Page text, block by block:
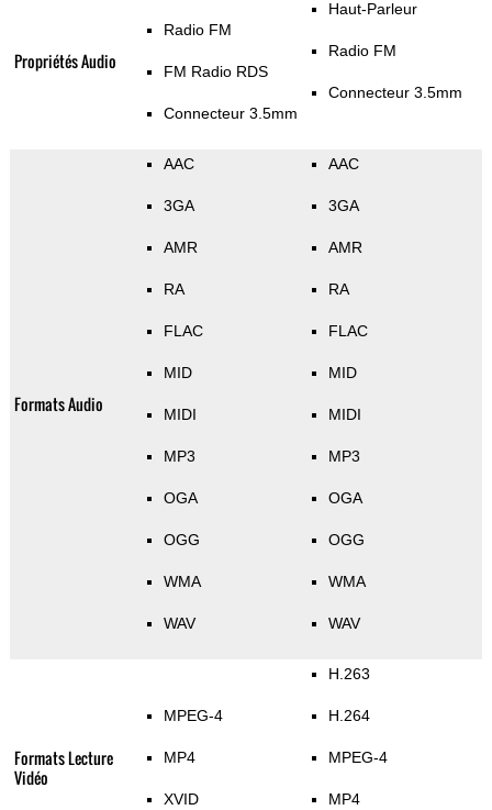
Propriétés Audio
Radio FM
FM Radio RDS
Connecteur 3.5mm
Haut-Parleur
Radio FM
Connecteur 3.5mm
Formats Audio
AAC
3GA
AMR
RA
FLAC
MID
MIDI
MP3
OGA
OGG
WMA
WAV
AAC
3GA
AMR
RA
FLAC
MID
MIDI
MP3
OGA
OGG
WMA
WAV
Formats Lecture
Vidéo
MPEG-4
MP4
XVID
H.263
H.264
MPEG-4
MP4